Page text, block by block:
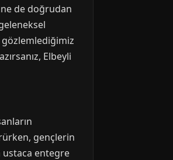
de doğrudan
gözlemlediğimiz
Elbeyli
gençlerin
entegre